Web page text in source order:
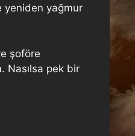
yeniden yağmur
şoföre
Nasılsa pek bir